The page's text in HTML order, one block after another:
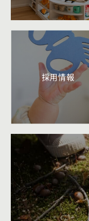
採用情報